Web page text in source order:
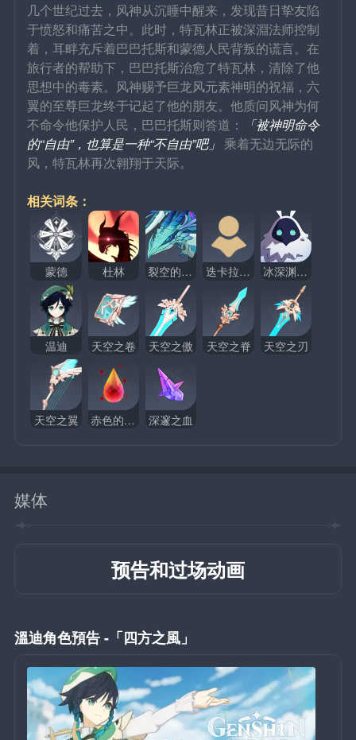
几个世纪过去，风神从沉睡中醒来，发现昔日挚友陷
于愤怒和痛苦之中。此时，特瓦林正被深淵法师控制
着，耳畔充斥着巴巴托斯和蒙德人民背叛的谎言。在
旅行者的帮助下，巴巴托斯治愈了特瓦林，清除了他
思想中的毒素。风神赐予巨龙风元素神明的祝福，六
翼的至尊巨龙终于记起了他的朋友。他质问风神为何
不命令他保护人民，巴巴托斯则答道：
「被神明命令
的“自由”，也算是一种“不自由”吧」 乘着无边无际的
风，特瓦林再次翱翔于天际。
相关词条：
蒙德 杜林 裂空的魔龙 迭卡拉庇安 冰深渊法师
温迪 天空之卷 天空之傲 天空之脊 天空之刃
天空之翼 赤色的结晶 深邃之血
媒体
预告和过场动画
溫迪角色預告 -「四方之風」